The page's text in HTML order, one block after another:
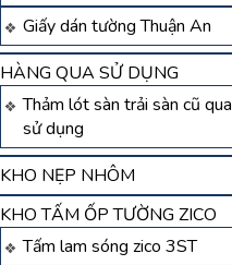
Giấy dán tường Thuận An
HÀNG QUA SỬ DỤNG
Thảm lót sàn trải sàn cũ qua
sử dụng
KHO NẸP NHÔM
KHO TẤM ỐP TƯỜNG ZICO
Tấm lam sóng zico 3ST